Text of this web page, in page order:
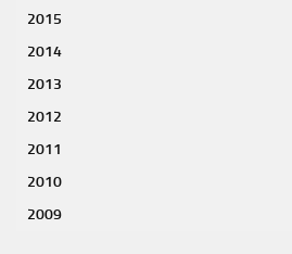
2015
2014
2013
2012
2011
2010
2009